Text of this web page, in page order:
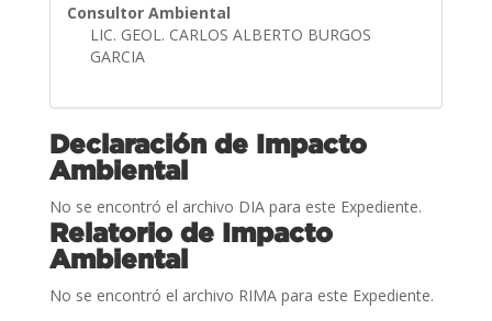
Consultor Ambiental
LIC. GEOL. CARLOS ALBERTO BURGOS
GARCIA
Declaración de Impacto
Ambiental
No se encontró el archivo DIA para este Expediente.
Relatorio de Impacto
Ambiental
No se encontró el archivo RIMA para este Expediente.